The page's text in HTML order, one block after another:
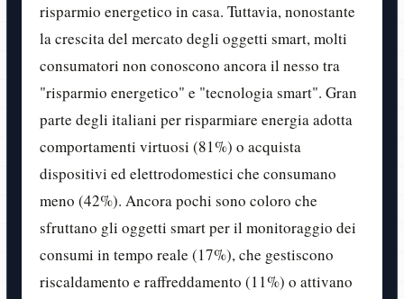
risparmio energetico in casa. Tuttavia, nonostante
la crescita del mercato degli oggetti smart, molti
consumatori non conoscono ancora il nesso tra
"risparmio energetico" e "tecnologia smart". Gran
parte degli italiani per risparmiare energia adotta
comportamenti virtuosi (81%) o acquista
dispositivi ed elettrodomestici che consumano
meno (42%). Ancora pochi sono coloro che
sfruttano gli oggetti smart per il monitoraggio dei
consumi in tempo reale (17%), che gestiscono
riscaldamento e raffreddamento (11%) o attivano